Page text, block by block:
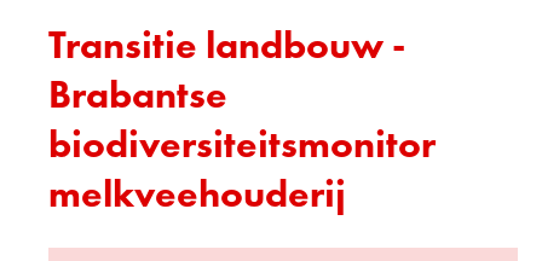
Transitie landbouw -
Brabantse
biodiversiteitsmonitor
melkveehouderij